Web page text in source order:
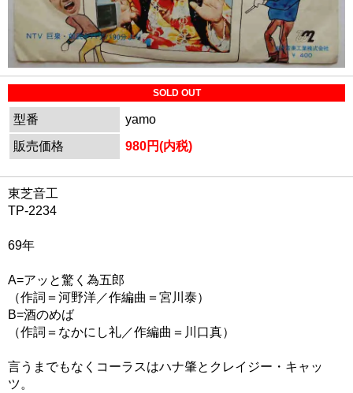
SOLD OUT
型番
yamo
販売価格
980円(内税)
東芝音工
TP-2234
69年
A=アッと驚く為五郎
（作詞＝河野洋／作編曲＝宮川泰）
B=酒のめば
（作詞＝なかにし礼／作編曲＝川口真）
言うまでもなくコーラスはハナ肇とクレイジー・キャッ
ツ。